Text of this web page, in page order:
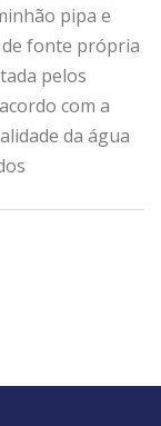
pipa e
fonte própria
pelos
com a
da água